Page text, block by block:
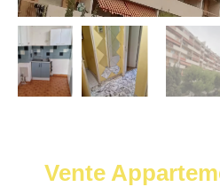
Vente